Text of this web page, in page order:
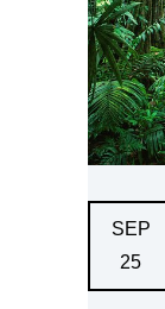
SEP
25